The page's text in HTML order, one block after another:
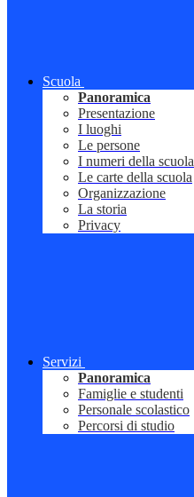
Scuola
Panoramica
Presentazione
I luoghi
Le persone
I numeri della scuola
Le carte della scuola
Organizzazione
La storia
Privacy
Servizi
Panoramica
Famiglie e studenti
Personale scolastico
Percorsi di studio